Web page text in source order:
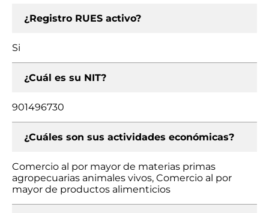
¿Registro RUES activo?
Si
¿Cuál es su NIT?
901496730
¿Cuáles son sus actividades económicas?
Comercio al por mayor de materias primas
agropecuarias animales vivos, Comercio al por
mayor de productos alimenticios